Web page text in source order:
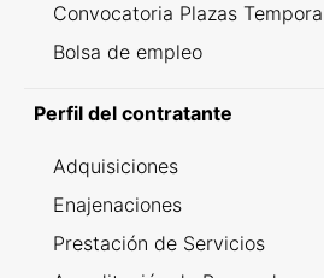
Convocatoria Plazas
Bolsa de empleo
Perfil del contratante
Adquisiciones
Enajenaciones
Prestación de Servicios